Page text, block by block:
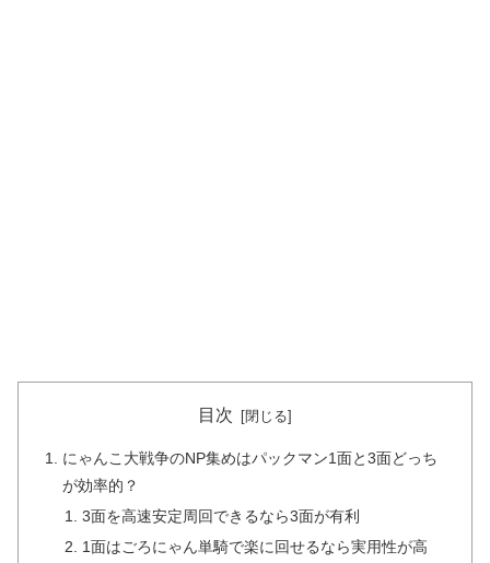
目次
にゃんこ大戦争のNP集めはパックマン1面と3面どっち
が効率的？
3面を高速安定周回できるなら3面が有利
1面はごろにゃん単騎で楽に回せるなら実用性が高